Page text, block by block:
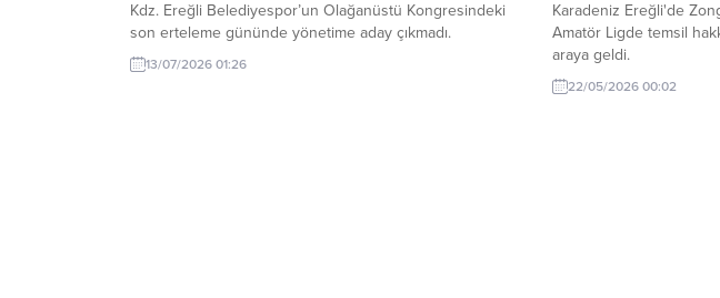
Kdz. Ereğli Belediyespor’un Olağanüstü Kongresindeki
son erteleme gününde yönetime aday çıkmadı.
13/07/2026 01:26
Karadeniz Ereğli'de
Amatör Ligde temsil
araya geldi.
22/05/2026 00:02